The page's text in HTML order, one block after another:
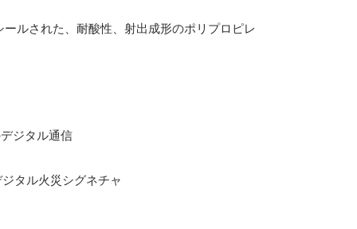
ルされた、耐酸性、射出成形のポリプロピレ
ジタル通信
タル火災シグネチャ